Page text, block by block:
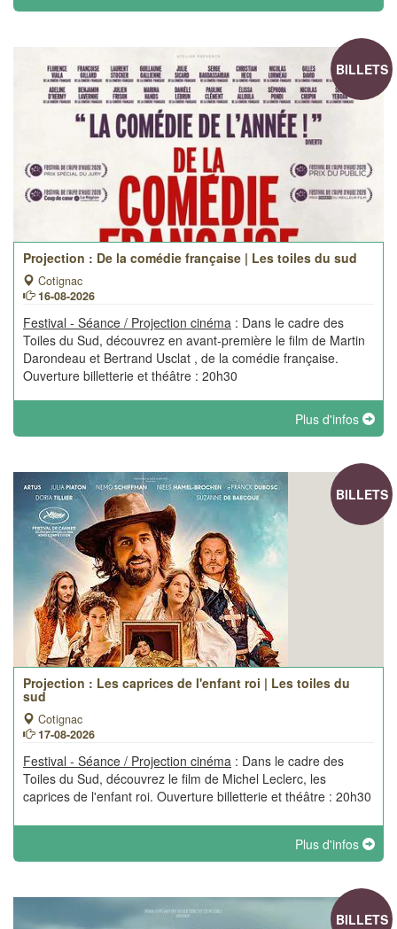
BILLETS
Projection : De la comédie française | Les toiles du sud
Cotignac
16-08-2026
Festival - Séance / Projection cinéma : Dans le cadre des
Toiles du Sud, découvrez en avant-première le film de Martin
Darondeau et Bertrand Usclat , de la comédie française.
Ouverture billetterie et théâtre : 20h30
Plus d'infos
BILLETS
Projection : Les caprices de l'enfant roi | Les toiles du
sud
Cotignac
17-08-2026
Festival - Séance / Projection cinéma : Dans le cadre des
Toiles du Sud, découvrez le film de Michel Leclerc, les
caprices de l'enfant roi. Ouverture billetterie et théâtre : 20h30
Plus d'infos
BILLETS